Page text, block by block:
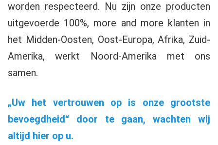
worden respecteerd. Nu zijn onze producten
uitgevoerde 100%, more and more klanten in
het Midden-Oosten, Oost-Europa, Afrika, Zuid-
Amerika, werkt Noord-Amerika met ons
samen.
„Uw het vertrouwen op is onze grootste
bevoegdheid“ door te gaan, wachten wij
altijd hier op u.